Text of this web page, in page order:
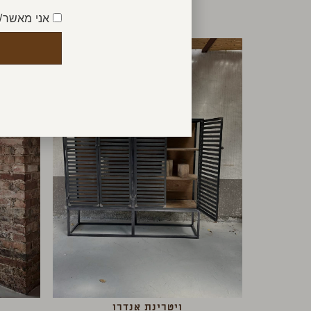
ויטרינת אנדרו
אני